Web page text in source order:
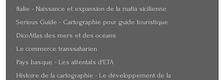
Italie - Naissance et expansion de la mafia sicilienne
Serious Guide - Cartographie pour guide touristique
DicoAtlas des mers et des océans
Le commerce transsaharien
Pays basque - Les attentats d'ETA
Histoire de la cartographie - Le développement de la